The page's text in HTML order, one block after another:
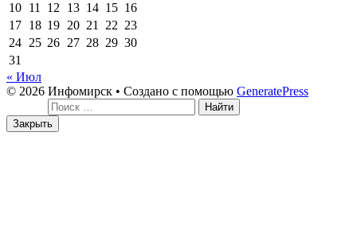
10 11 12 13 14 15 16
17 18 19 20 21 22 23
24 25 26 27 28 29 30
31
« Июл
© 2026 Инфомирск • Создано с помощью GeneratePress
Закрыть